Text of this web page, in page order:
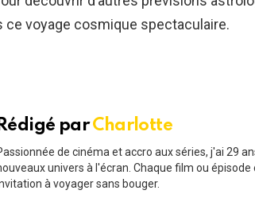
ce voyage cosmique spectaculaire.
parCharlotte
de cinéma et accro aux séries, j'ai 29
univers à l'écran. Chaque film ou
à voyager sans bouger.